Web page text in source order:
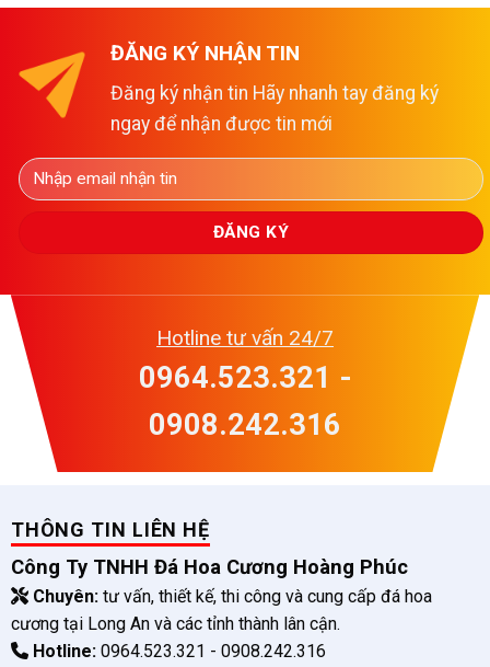
ĐĂNG KÝ NHẬN TIN
Đăng ký nhận tin Hãy nhanh tay đăng ký
ngay để nhận được tin mới
Hotline tư vấn 24/7
0964.523.321 -
0908.242.316
THÔNG TIN LIÊN HỆ
Công Ty TNHH Đá Hoa Cương Hoàng Phúc
Chuyên:tư vấn, thiết kế, thi công và cung cấp đá hoa
cương tại Long An và các tỉnh thành lân cận.
Hotline:0964.523.321 - 0908.242.316